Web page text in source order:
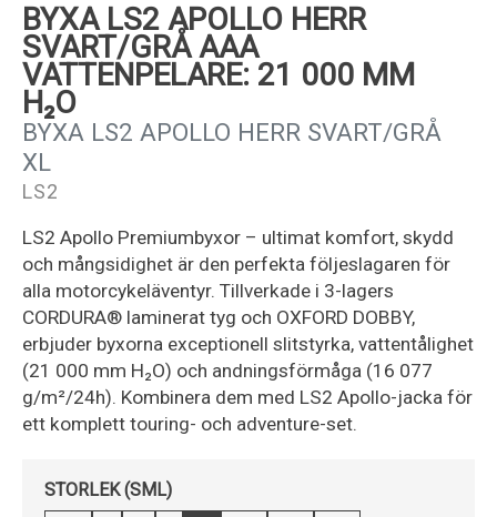
BYXA LS2 APOLLO HERR
SVART/GRÅ AAA
VATTENPELARE: 21 000 MM
H₂O
BYXA LS2 APOLLO HERR SVART/GRÅ
XL
LS2
LS2 Apollo Premiumbyxor – ultimat komfort, skydd
och mångsidighet är den perfekta följeslagaren för
alla motorcykeläventyr. Tillverkade i 3-lagers
CORDURA® laminerat tyg och OXFORD DOBBY,
erbjuder byxorna exceptionell slitstyrka, vattentålighet
(21 000 mm H₂O) och andningsförmåga (16 077
g/m²/24h). Kombinera dem med LS2 Apollo-jacka för
ett komplett touring- och adventure-set.
STORLEK (SML)